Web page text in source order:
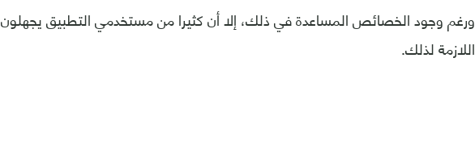
ورغم وجود الخصائص المساعدة في ذلك، إلا أن كثيرا من مستخدمي التطبيق
اللازمة لذلك.